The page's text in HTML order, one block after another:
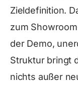
Zieldefinition.
zum
der Demo,
Struktur bringt
nichts außer